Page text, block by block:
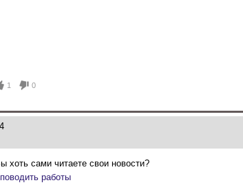
1 0
хоть сами читаете свои новости?
работы